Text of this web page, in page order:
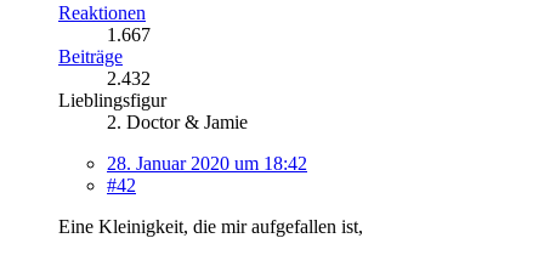
Reaktionen
1.667
Beiträge
2.432
Lieblingsfigur
2. Doctor & Jamie
28. Januar 2020 um 18:42
#42
Eine Kleinigkeit, die mir aufgefallen ist,